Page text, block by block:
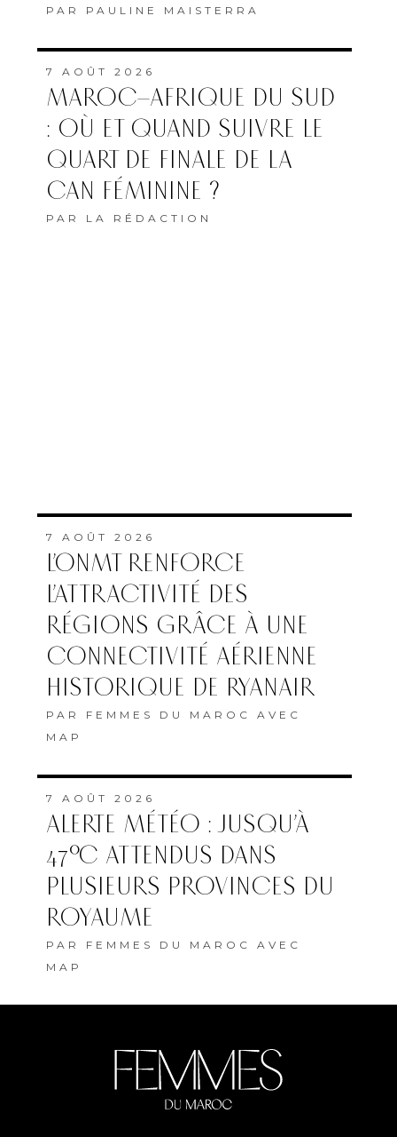
PAR PAULINE MAISTERRA
7 AOÛT 2026
MAROC–AFRIQUE DU SUD
: OÙ ET QUAND SUIVRE LE
QUART DE FINALE DE LA
CAN FÉMININE ?
PAR LA RÉDACTION
7 AOÛT 2026
L’ONMT RENFORCE
L’ATTRACTIVITÉ DES
RÉGIONS GRÂCE À UNE
CONNECTIVITÉ AÉRIENNE
HISTORIQUE DE RYANAIR
PAR FEMMES DU MAROC AVEC
MAP
7 AOÛT 2026
ALERTE MÉTÉO : JUSQU’À
47°C ATTENDUS DANS
PLUSIEURS PROVINCES DU
ROYAUME
PAR FEMMES DU MAROC AVEC
MAP